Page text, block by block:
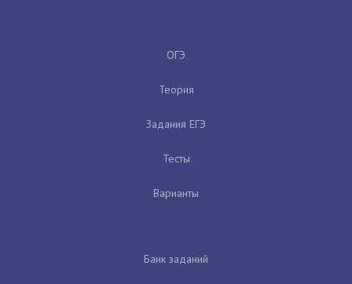
ОГЭ
Теория
Задания ЕГЭ
Тесты
Варианты
Банк заданий